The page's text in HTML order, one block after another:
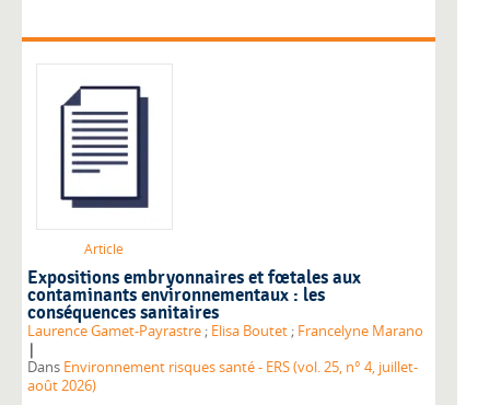
Article
Expositions embryonnaires et fœtales aux
contaminants environnementaux : les
conséquences sanitaires
Laurence Gamet-Payrastre; Elisa Boutet; Francelyne Marano
|
Dans Environnement risques santé - ERS (vol. 25, n° 4, juillet-
août 2026)